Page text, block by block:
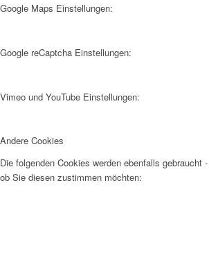
Google Maps Einstellungen:
Google reCaptcha Einstellungen:
Vimeo und YouTube Einstellungen:
Andere Cookies
Die folgenden Cookies werden ebenfalls gebraucht
ob Sie diesen zustimmen möchten: